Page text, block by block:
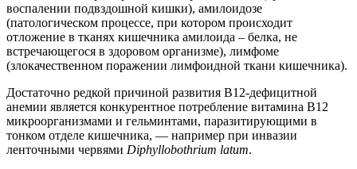
воспалении подвздошной кишки), амилоидозе
(патологическом процессе, при котором происходит
отложение в тканях кишечника амилоида – белка, не
встречающегося в здоровом организме), лимфоме
(злокачественном поражении лимфоидной ткани кишечника).
Достаточно редкой причиной развития В12-дефицитной
анемии является конкурентное потребление витамина В12
микроорганизмами и гельминтами, паразитирующими в
тонком отделе кишечника, — например при инвазии
ленточными червями Diphyllobothrium latum.